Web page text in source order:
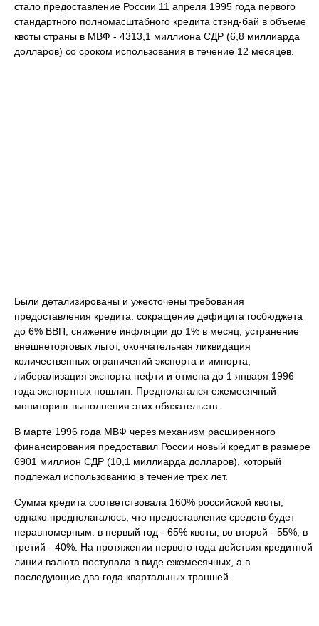
стало предоставление России 11 апреля 1995 года первого
стандартного полномасштабного кредита стэнд-бай в объеме
квоты страны в МВФ - 4313,1 миллиона СДР (6,8 миллиарда
долларов) со сроком использования в течение 12 месяцев.
Были детализированы и ужесточены требования
предоставления кредита: сокращение дефицита госбюджета
до 6% ВВП; снижение инфляции до 1% в месяц; устранение
внешнеторговых льгот, окончательная ликвидация
количественных ограничений экспорта и импорта,
либерализация экспорта нефти и отмена до 1 января 1996
года экспортных пошлин. Предполагался ежемесячный
мониторинг выполнения этих обязательств.
В марте 1996 года МВФ через механизм расширенного
финансирования предоставил России новый кредит в размере
6901 миллион СДР (10,1 миллиарда долларов), который
подлежал использованию в течение трех лет.
Сумма кредита соответствовала 160% российской квоты;
однако предполагалось, что предоставление средств будет
неравномерным: в первый год - 65% квоты, во второй - 55%, в
третий - 40%. На протяжении первого года действия кредитной
линии валюта поступала в виде ежемесячных, а в
последующие два года квартальных траншей.